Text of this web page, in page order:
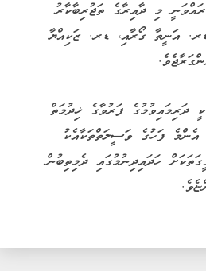
މި ދާއިރާގެ ތަޖުރިބާކާރު
އަނީތާ ގޯރާއި، ޑރ. ޒަކިއްޔާ
ދަރިމައިވުމުގެ ފަރުވާގެ ޚިދުމަތް
އެންމެ ފަހުގެ ވަސީލަތްތަކާއެކު
ހަދައިދިނުމުގައި ދެމިތިބުން